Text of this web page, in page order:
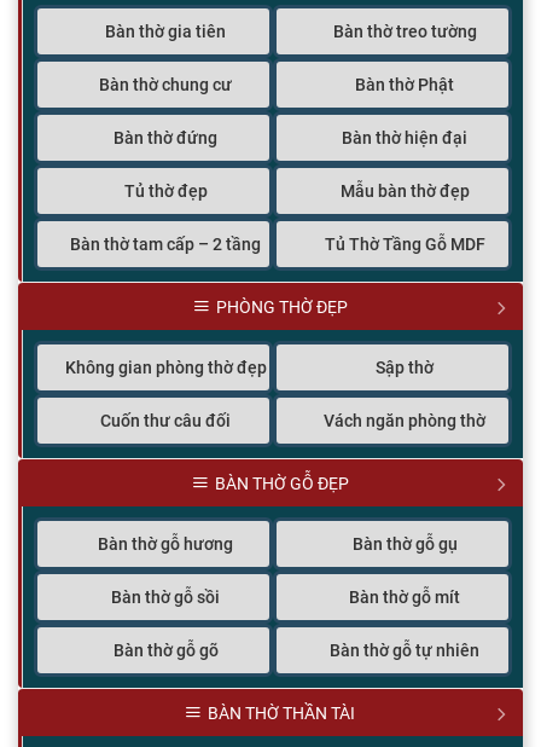
Bàn thờ gia tiên Bàn thờ treo tường
Bàn thờ chung cư Bàn thờ Phật
Bàn thờ đứng Bàn thờ hiện đại
Tủ thờ đẹp Mẫu bàn thờ đẹp
Bàn thờ tam cấp – 2 tầng Tủ Thờ Tầng Gỗ MDF
PHÒNG THỜ ĐẸP
Không gian phòng thờ đẹp Sập thờ
Cuốn thư câu đối Vách ngăn phòng thờ
BÀN THỜ GỖ ĐẸP
Bàn thờ gỗ hương Bàn thờ gỗ gụ
Bàn thờ gỗ sồi Bàn thờ gỗ mít
Bàn thờ gỗ gõ Bàn thờ gỗ tự nhiên
BÀN THỜ THẦN TÀI